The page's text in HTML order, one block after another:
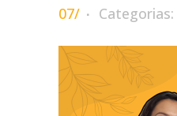
07/ Categorias: